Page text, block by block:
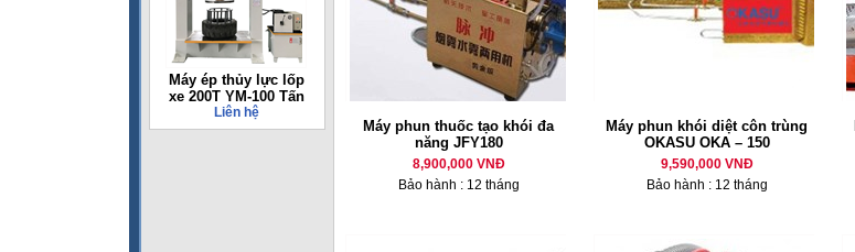
Máy ép thủy lực lốp
xe 200T YM-100 Tấn
Liên hệ
Máy phun thuốc tạo khói đa
năng JFY180
8,900,000 VNĐ
Bảo hành : 12 tháng
Máy phun khói diệt côn trùng
OKASU OKA – 150
9,590,000 VNĐ
Bảo hành : 12 tháng